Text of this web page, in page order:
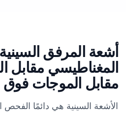
أشعة المرفق
المغناطيسي مقابل
مقابل الموجات فوق
الأشعة السينية هي دائمًا الفحص